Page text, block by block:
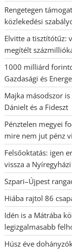
Rengetegen
közlekedési
Elvitte a tisztítótűz:
megítélt
1000 milliárd
Gazdasági és
Majka másodszor
Dánielt és a Fideszt
Pénztelen megyei
mire nem jut pénz
Felsőoktatás: igen
vissza a
Szpari–Újpest
Hiába rajtol 86
Idén is a Mátrába
legizgalmasabb
Húsz éve